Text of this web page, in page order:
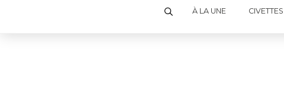
À LA UNE CIVETTES